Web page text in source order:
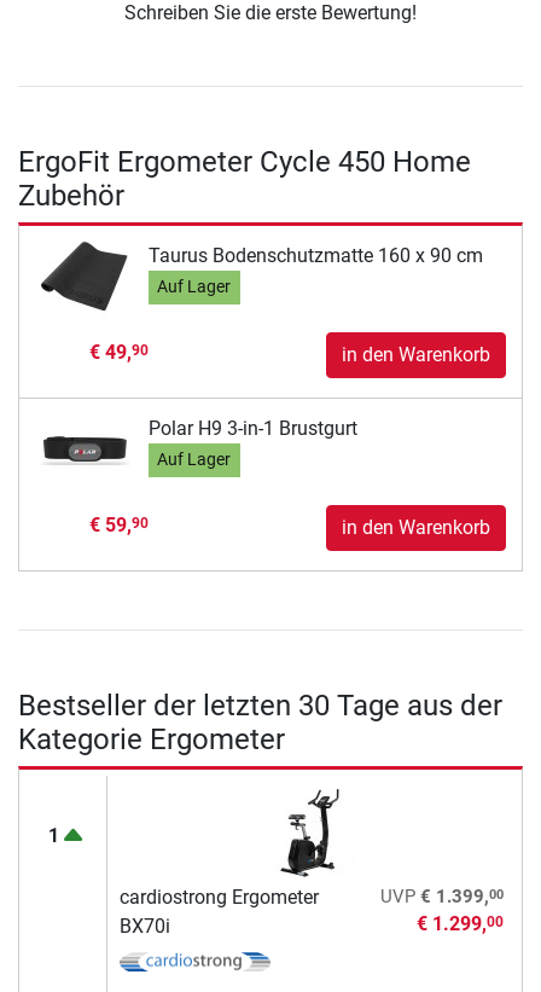
Schreiben Sie die erste Bewertung!
ErgoFit Ergometer Cycle 450 Home
Zubehör
Taurus Bodenschutzmatte 160 x 90 cm
Auf Lager
€ 49,90 in den Warenkorb
Polar H9 3-in-1 Brustgurt
Auf Lager
€ 59,90 in den Warenkorb
Bestseller der letzten 30 Tage aus der
Kategorie Ergometer
1
cardiostrong Ergometer
BX70i
UVP € 1.399,00
€ 1.299,00